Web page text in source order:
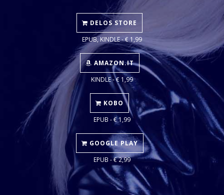
DELOS STORE
EPUB, KINDLE - € 1,99
AMAZON.IT
KINDLE - € 1,99
KOBO
EPUB - € 1,99
GOOGLE PLAY
EPUB - € 2,99